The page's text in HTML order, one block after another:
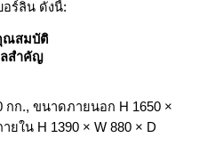
อร์ลิน ดังนี้:
ณสมบัติ
สำคัญ
ก., ขนาดภายนอก H 1650 ×
ยใน H 1390 × W 880 × D